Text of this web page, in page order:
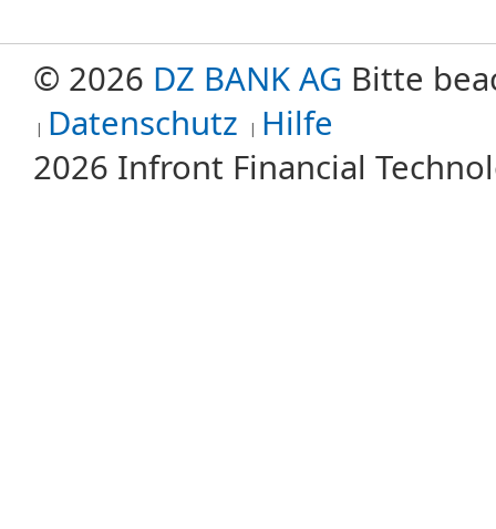
© 2026 DZ BANK AG Bitte
Datenschutz Hilfe
2026 Infront Financial